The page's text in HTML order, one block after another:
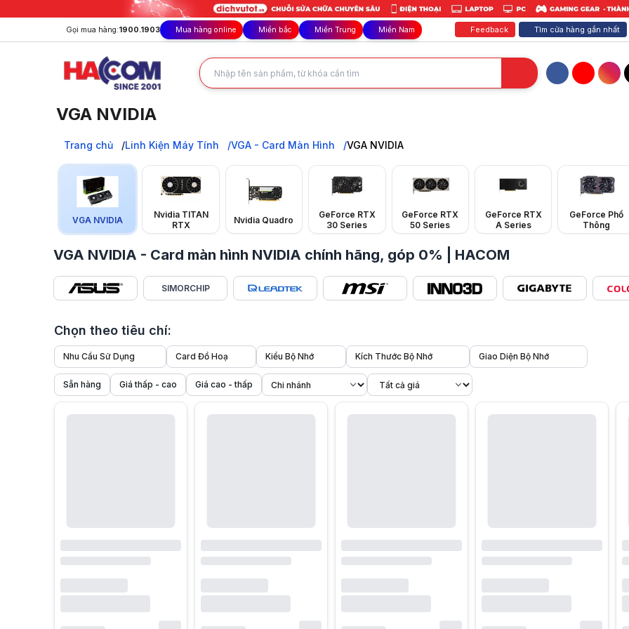
Gọi mua hàng:1900.1903 Mua hàng online Miền bắc Miền Trung Miền Nam Feedback Tìm cửa hàng gần nhất
FacebookYouTube
VGA NVIDIA
Linh Kiện Máy Tính
VGA - Card Màn Hình
VGA NVIDIA
Trang chủ Linh Kiện Máy Tính VGA - Card Màn Hình VGA NVIDIA
VGA NVIDIA
Nvidia TITAN
RTX
Nvidia Quadro
GeForce RTX
30 Series
GeForce RTX
50 Series
GeForce RTX
A Series
GeForce Phổ
Thông
VGA NVIDIA - Card màn hình NVIDIA chính hãng, góp 0% | HACOM
SIMORCHIP
Chọn theo tiêu chí:
Nhu Cầu Sử Dụng Card Đồ Hoạ Kiểu Bộ Nhớ Kích Thước Bộ Nhớ Giao Diện Bộ Nhớ
Sẵn hàng Giá thấp - cao Giá cao - thấp
1. Giới thiệu chung về card màn hình NVIDIA?
Một ưu điểm khác là khả năng tương thích với nhiều thế hệ bo mạch chủ, từ PC phổ thông đến workstation cao cấp. Các dòng
3. Các dòng card màn hình NVIDIA phổ biến trên thị trường
Mỗi dòng GPU được NVIDIA phát triển theo mục tiêu riêng, tạo nên hệ sinh thái phong phú để người dùng dễ dàng lựa chọn.
3.1 GeForce RTX 30, 40 và 50 Series – Lựa chọn cho game thủ & người cần hiệu năng cao
Nhóm GeForce RTX 30 Series, RTX 40 Series và thế hệ mới nhất GeForce RTX 50 Series là lựa chọn quen thuộc của game
3.2 NVIDIA TITAN RTX – Dòng GPU cho AI, render và tính toán chuyên sâu
3.3 NVIDIA Quadro/RTX A Series – Chuẩn workstation chuyên nghiệp